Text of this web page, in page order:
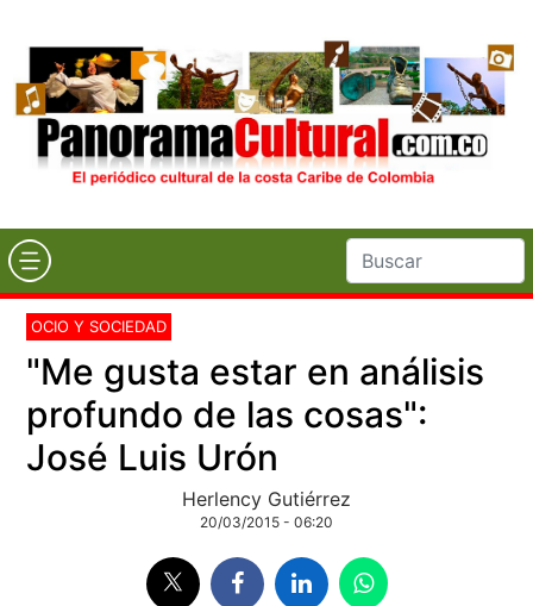
OCIO Y SOCIEDAD
"Me gusta estar en análisis
profundo de las cosas":
José Luis Urón
Herlency Gutiérrez
20/03/2015 - 06:20